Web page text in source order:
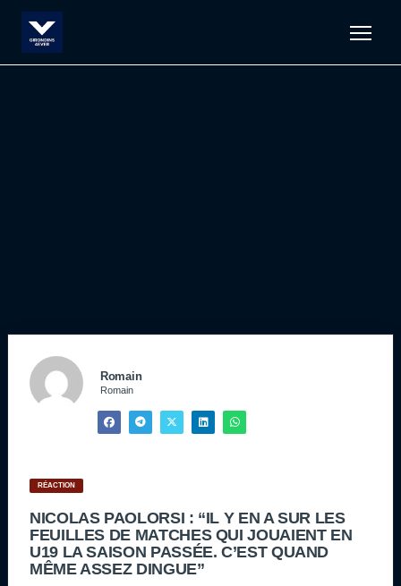
Romain
Romain
RÉACTION
NICOLAS PAOLORSI : “IL Y EN A SUR LES
FEUILLES DE MATCHES QUI JOUAIENT EN
U19 LA SAISON PASSÉE. C’EST QUAND
MÊME ASSEZ DINGUE”